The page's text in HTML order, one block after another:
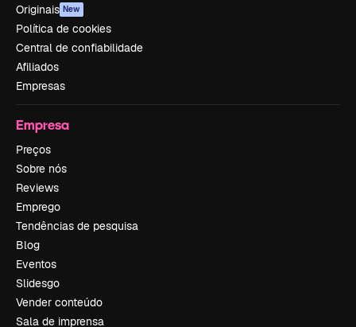
Originais New
Política de cookies
Central de confiabilidade
Afiliados
Empresas
Empresa
Preços
Sobre nós
Reviews
Emprego
Tendências de pesquisa
Blog
Eventos
Slidesgo
Vender conteúdo
Sala de imprensa